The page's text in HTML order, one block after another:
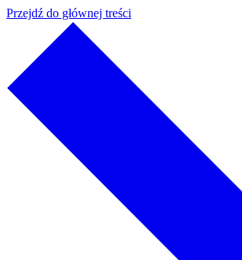
Przejdź do głównej treści